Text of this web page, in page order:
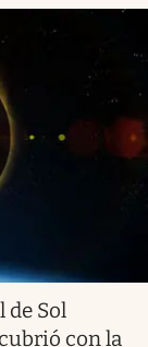
de Sol
con la